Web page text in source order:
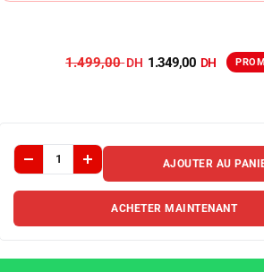
1.499,00
AJOUTER AU
ACHETER MAINTENANT